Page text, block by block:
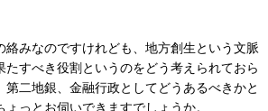
絡みなのですけれども、地方創生という文脈
たすべき役割というのをどう考えられておら
第二地銀、金融行政としてどうあるべきかと
ょっとお伺いできますでしょうか。